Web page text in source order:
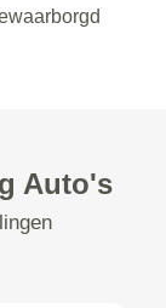
Auto's